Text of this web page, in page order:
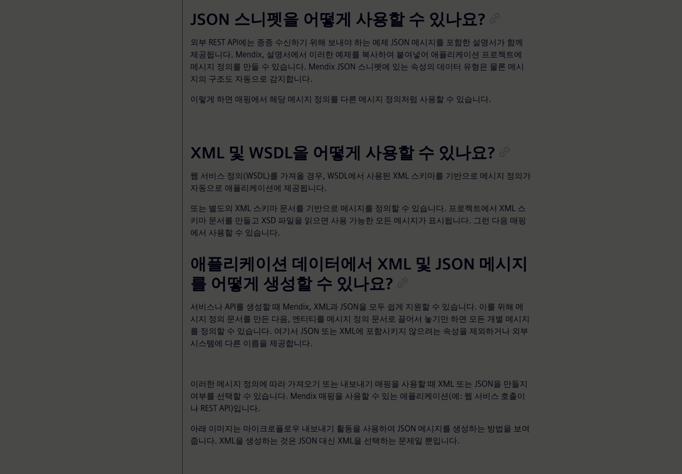
JSON 스니펫을 어떻게 사용할 수 있나요?
외부 REST API에는 종종 수신하기 위해 보내야 하는 예제 JSON 메시지를 포함한 설명서가 함께
제공됩니다. Mendix, 설명서에서 이러한 예제를 복사하여 붙여넣어 애플리케이션 프로젝트에
메시지 정의를 만들 수 있습니다. Mendix JSON 스니펫에 있는 속성의 데이터 유형은 물론 메시
지의 구조도 자동으로 감지합니다.
이렇게 하면 매핑에서 해당 메시지 정의를 다른 메시지 정의처럼 사용할 수 있습니다.
XML 및 WSDL을 어떻게 사용할 수 있나요?
웹 서비스 정의(WSDL)를 가져올 경우, WSDL에서 사용된 XML 스키마를 기반으로 메시지 정의가
자동으로 애플리케이션에 제공됩니다.
또는 별도의 XML 스키마 문서를 기반으로 메시지를 정의할 수 있습니다. 프로젝트에서 XML 스
키마 문서를 만들고 XSD 파일을 읽으면 사용 가능한 모든 메시지가 표시됩니다. 그런 다음 매핑
에서 사용할 수 있습니다.
애플리케이션 데이터에서 XML 및 JSON 메시지
를 어떻게 생성할 수 있나요?
서비스나 API를 생성할 때 Mendix, XML과 JSON을 모두 쉽게 지원할 수 있습니다. 이를 위해 메
시지 정의 문서를 만든 다음, 엔티티를 메시지 정의 문서로 끌어서 놓기만 하면 모든 개별 메시지
를 정의할 수 있습니다. 여기서 JSON 또는 XML에 포함시키지 않으려는 속성을 제외하거나 외부
시스템에 다른 이름을 제공합니다.
이러한 메시지 정의에 따라 가져오기 또는 내보내기 매핑을 사용할 때 XML 또는 JSON을 만들지
여부를 선택할 수 있습니다. Mendix 매핑을 사용할 수 있는 애플리케이션(예: 웹 서비스 호출이
나 REST API)입니다.
아래 이미지는 마이크로플로우 내보내기 활동을 사용하여 JSON 메시지를 생성하는 방법을 보여
줍니다. XML을 생성하는 것은 JSON 대신 XML을 선택하는 문제일 뿐입니다.